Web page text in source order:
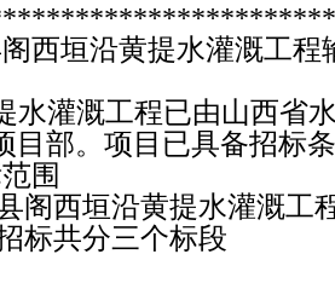
黄提水灌溉工程输
水灌溉工程已由山西省
目部。项目已具备招标
围
阁西垣沿黄提水灌溉工
标共分三个标段